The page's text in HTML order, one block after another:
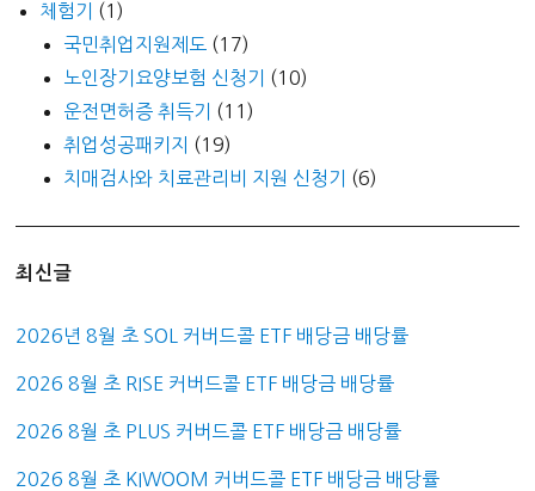
체험기
(1)
국민취업지원제도 (17)
노인장기요양보험 신청기
(10)
운전면허증 취득기
(11)
취업성공패키지
(19)
치매검사와 치료관리비 지원 신청기
(6)
최신글
2026년 8월 초 SOL 커버드콜 ETF 배당금 배당률
2026 8월 초 RISE 커버드콜 ETF 배당금 배당률
2026 8월 초 PLUS 커버드콜 ETF 배당금 배당률
2026 8월 초 KIWOOM 커버드콜 ETF 배당금 배당률